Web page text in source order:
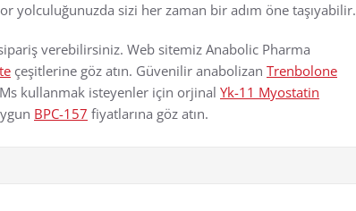
yolculuğunuzda sizi her zaman bir adım öne taşıyabilir.
verebilirsiniz. Web sitemiz Anabolic Pharma
çeşitlerine göz atın. Güvenilir anabolizan Trenbolone
kullanmak isteyenler için orjinal Yk-11 Myostatin
BPC-157 fiyatlarına göz atın.